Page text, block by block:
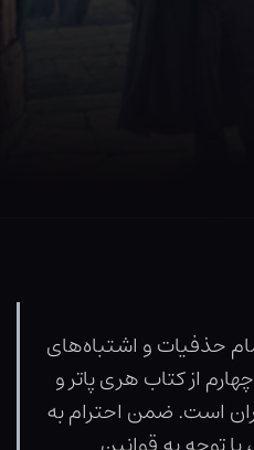
حذفیات و اشتباه‌های
از کتاب هری پاتر و
است. ضمن احترام به